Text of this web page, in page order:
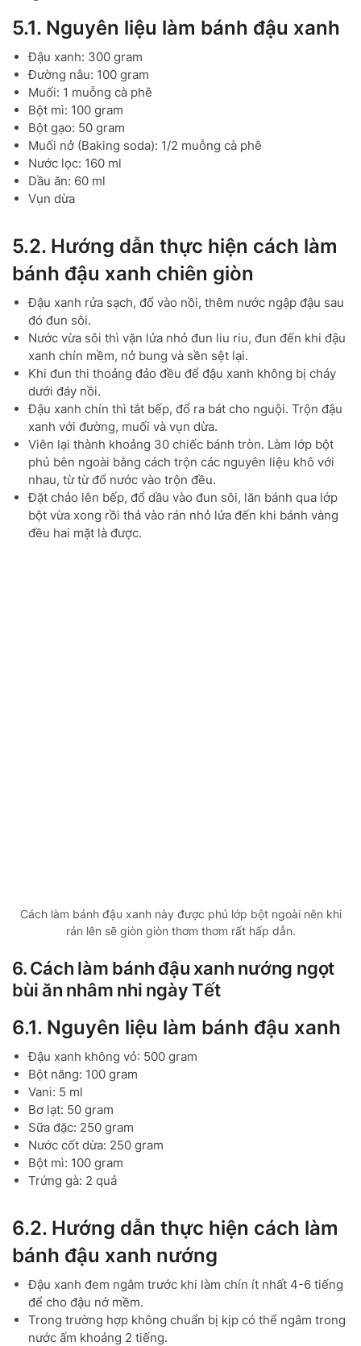
5.1. Nguyên liệu làm bánh đậu xanh
Đậu xanh: 300 gram
Đường nâu: 100 gram
Muối: 1 muỗng cà phê
Bột mì: 100 gram
Bột gạo: 50 gram
Muối nở (Baking soda): 1/2 muỗng cà phê
Nước lọc: 160 ml
Dầu ăn: 60 ml
Vụn dừa
5.2. Hướng dẫn thực hiện cách làm
bánh đậu xanh chiên giòn
Đậu xanh rửa sạch, đổ vào nồi, thêm nước ngập đậu sau
đó đun sôi.
Nước vừa sôi thì vặn lửa nhỏ đun liu riu, đun đến khi đậu
xanh chín mềm, nở bung và sền sệt lại.
Khi đun thi thoảng đảo đều để đậu xanh không bị cháy
dưới đáy nồi.
Đậu xanh chín thì tắt bếp, đổ ra bát cho nguội. Trộn đậu
xanh với đường, muối và vụn dừa.
Viên lại thành khoảng 30 chiếc bánh tròn. Làm lớp bột
phủ bên ngoài bằng cách trộn các nguyên liệu khô với
nhau, từ từ đổ nước vào trộn đều.
Đặt chảo lên bếp, đổ dầu vào đun sôi, lăn bánh qua lớp
bột vừa xong rồi thả vào rán nhỏ lửa đến khi bánh vàng
đều hai mặt là được.
Cách làm bánh đậu xanh này được phủ lớp bột ngoài nên khi
rán lên sẽ giòn giòn thơm thơm rất hấp dẫn.
6. Cách làm bánh đậu xanh nướng ngọt
bùi ăn nhâm nhi ngày Tết
6.1. Nguyên liệu làm bánh đậu xanh
Đậu xanh không vỏ: 500 gram
Bột năng: 100 gram
Vani: 5 ml
Bơ lạt: 50 gram
Sữa đặc: 250 gram
Nước cốt dừa: 250 gram
Bột mì: 100 gram
Trứng gà: 2 quả
6.2. Hướng dẫn thực hiện cách làm
bánh đậu xanh nướng
Đậu xanh đem ngâm trước khi làm chín ít nhất 4-6 tiếng
để cho đậu nở mềm.
Trong trường hợp không chuẩn bị kịp có thể ngâm trong
nước ấm khoảng 2 tiếng.